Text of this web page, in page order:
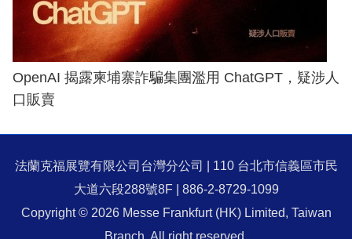
OpenAI 揭露柬埔寨詐騙集團濫用 ChatGPT，疑涉人
口販賣
法蘭克福展覽有限公司台灣分公司 | 110 台北市信義區市民
大道六段288號8F | 886-2-8729-1099
Copyright © 2026 Messe Frankfurt (HK) Limited, Taiwan
Branch. All right reserved.